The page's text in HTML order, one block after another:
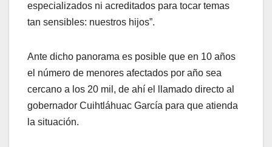
especializados ni acreditados para tocar temas
tan sensibles: nuestros hijos”.
Ante dicho panorama es posible que en 10 años
el número de menores afectados por año sea
cercano a los 20 mil, de ahí el llamado directo al
gobernador Cuihtláhuac García para que atienda
la situación.